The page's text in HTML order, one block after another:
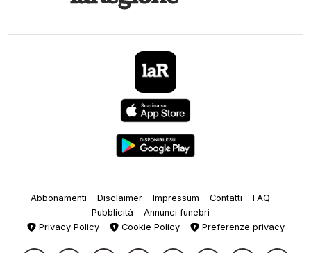
Abbonamenti Disclaimer Impressum Contatti
FAQ
Pubblicità
Annunci funebri
Privacy Policy
Cookie Policy Preferenze privacy